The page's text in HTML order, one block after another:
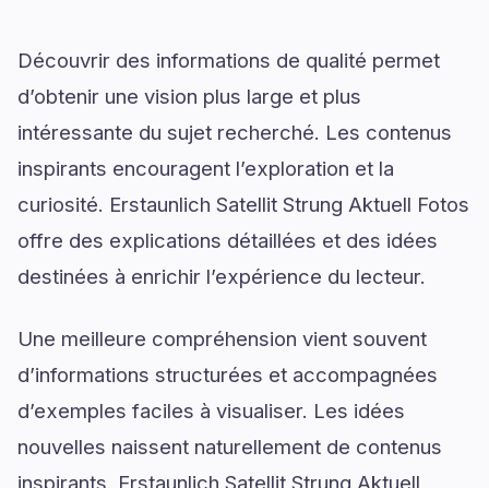
Découvrir des informations de qualité permet
d’obtenir une vision plus large et plus
intéressante du sujet recherché. Les contenus
inspirants encouragent l’exploration et la
curiosité. Erstaunlich Satellit Strung Aktuell Fotos
offre des explications détaillées et des idées
destinées à enrichir l’expérience du lecteur.
Une meilleure compréhension vient souvent
d’informations structurées et accompagnées
d’exemples faciles à visualiser. Les idées
nouvelles naissent naturellement de contenus
inspirants. Erstaunlich Satellit Strung Aktuell